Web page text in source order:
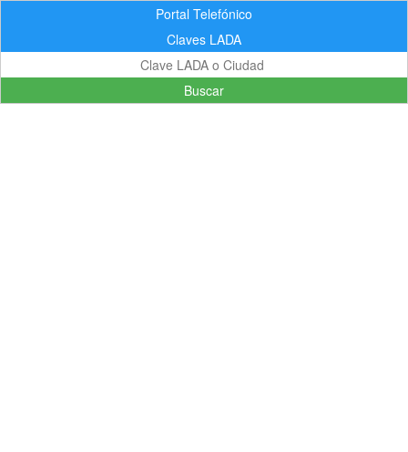
Portal Telefónico
Claves LADA
Buscar